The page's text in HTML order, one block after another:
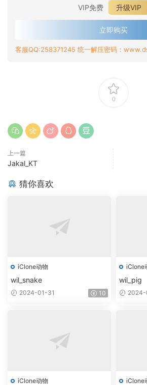
VIP免费
升级VIP
立即购买
客服QQ:258371245 统一解压密码：
0
上一篇
Jakal_KT
猜你喜欢
iClone动物
wil_snake
2024-01-31 10
iClone
wil_pig
2024-
iClone动物 iClone